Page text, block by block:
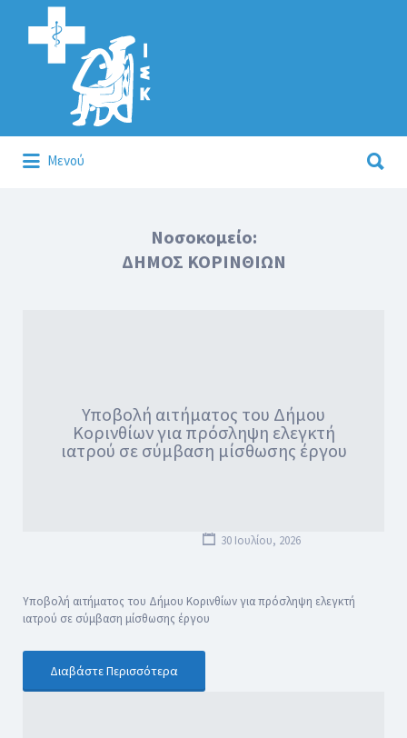
Αναζήτηση
για:
Μενού
για:
Νοσοκομείο:
ΔΗΜΟΣ ΚΟΡΙΝΘΙΩΝ
Υποβολή αιτήματος του Δήμου
Κορινθίων για πρόσληψη ελεγκτή
ιατρού σε σύμβαση μίσθωσης έργου
30 Ιουλίου, 2026
Υποβολή αιτήματος του Δήμου Κορινθίων για πρόσληψη ελεγκτή
ιατρού σε σύμβαση μίσθωσης έργου
Διαβάστε Περισσότερα